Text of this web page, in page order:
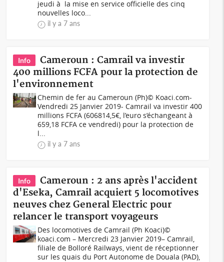
jeudi à la mise en service officielle des cinq
nouvelles loco...
il y a 7 ans
Info
Cameroun : Camrail va investir
400 millions FCFA pour la protection de
l'environnement
Chemin de fer au Cameroun (Ph)© Koaci.com-
Vendredi 25 Janvier 2019- Camrail va investir 400
millions FCFA (606814,5€, l’euro s’échangeant à
659,18 FCFA ce vendredi) pour la protection de
l...
il y a 7 ans
Info
Cameroun : 2 ans après l'accident
d'Eseka, Camrail acquiert 5 locomotives
neuves chez General Electric pour
relancer le transport voyageurs
Des locomotives de Camrail (Ph Koaci)©
koaci.com – Mercredi 23 Janvier 2019– Camrail,
filiale de Bolloré Railways, vient de réceptionner
sur les quais du Port Autonome de Douala (PAD),